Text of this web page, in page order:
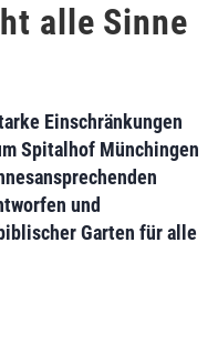
alle Sinne
Einschränkungen
Spitalhof Münchingen
und
Garten für alle